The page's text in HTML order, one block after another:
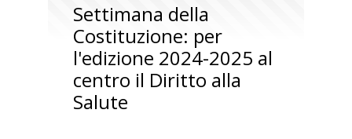
Settimana della
Costituzione: per
l'edizione 2024-2025 al
centro il Diritto alla
Salute